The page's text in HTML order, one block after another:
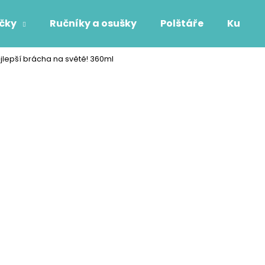
Ručníky a osušky Polštáře
brácha na světě! 360ml
Co potřebujete najít?